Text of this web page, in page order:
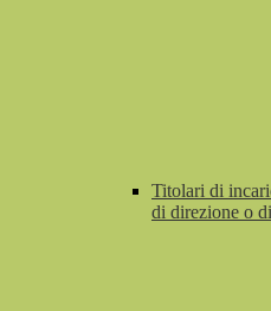
Titolari di
di direzione o